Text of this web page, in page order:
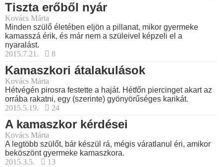
Tiszta erőből nyár
Kovács Márta
Minden szülő életében eljön a pillanat, mikor gyermeke
kamasszá érik, és már nem a szüleivel képzeli el a
nyaralást.
2015.7.21.
8
Kamaszkori átalakulások
Kovács Márta
Hétvégén pirosra festette a haját. Hétfőn piercinget akart az
orrába rakatni, egy (szerinte) gyönyörűséges karikát.
2015.5.19.
24
A kamaszkor kérdései
Kovács Márta
A legtöbb szülőt, bár készül rá, mégis váratlanul éri, amikor
beköszönt gyermeke kamaszkora.
2015.3.5.
13